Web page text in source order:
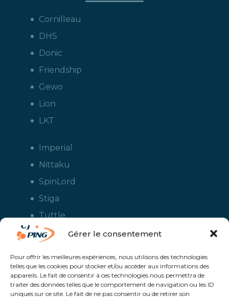
Gérer le consentement
Pour offrir les meilleures expériences, nous utilisons des technologies
telles que les cookies pour stocker et/ou accéder aux informations des
appareils. Le fait de consentir à ces technologies nous permettra de
traiter des données telles que le comportement de navigation ou les ID
uniques sur ce site. Le fait de ne pas consentir ou de retirer son
Cornilleau
DHS
Donic
Friendship
Gewo
Lion
LKT
Imperial
Nittaku
SpinLord
Stiga
Tuttle
Xiom